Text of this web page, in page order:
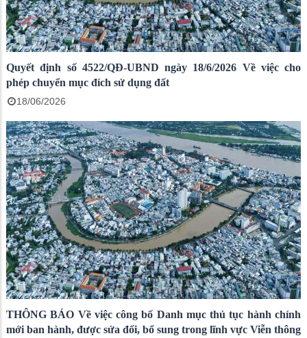
Quyết định số 4522/QĐ-UBND ngày 18/6/2026 Về việc cho
phép chuyển mục đích sử dụng đất
18/06/2026
THÔNG BÁO Về việc công bố Danh mục thủ tục hành chính
mới ban hành, được sửa đổi, bổ sung trong lĩnh vực Viễn thông